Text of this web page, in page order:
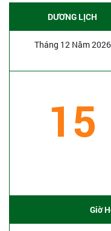
DƯƠNG LỊCH
Tháng 12 Năm 2026
15
Giờ